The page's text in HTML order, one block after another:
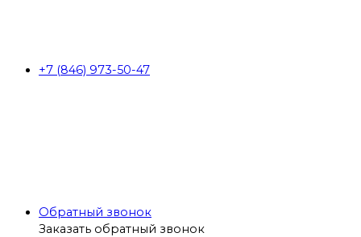
+7 (846) 973-50-47
Обратный звонок
Заказать обратный звонок